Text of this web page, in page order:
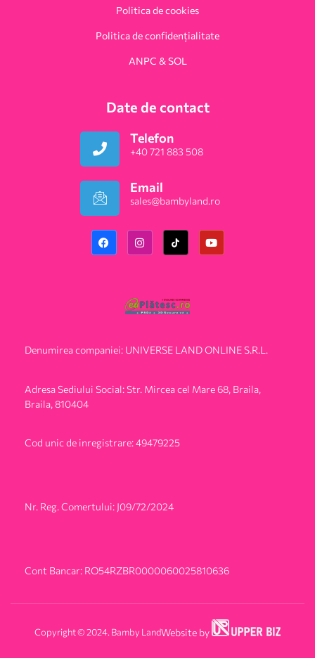
Politica de cookies
Politica de confidențialitate
ANPC & SOL
Date de contact
Telefon
+40 721 883 508
Email
sales@bambyland.ro​
Denumirea companiei: UNIVERSE LAND ONLINE S.R.L.
Adresa Sediului Social: Str. Mircea cel Mare 68, Braila,
Braila, 810404
Cod unic de inregistrare: 49479225
Nr. Reg. Comertului: J09/72/2024
Cont Bancar: RO54RZBR0000060025810636
Copyright © 2024. Bamby LandWebsite by